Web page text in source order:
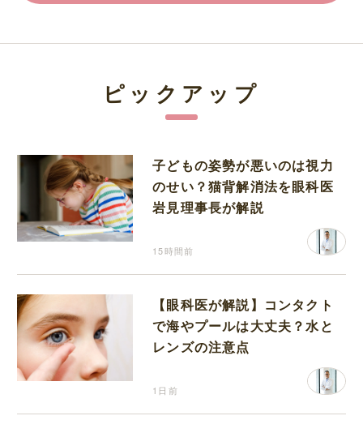
ピックアップ
子どもの姿勢が悪いのは視力
のせい？猫背解消法を眼科医
岩見理事長が解説
15時間前
【眼科医が解説】コンタクト
で海やプールは大丈夫？水と
レンズの注意点
1日前